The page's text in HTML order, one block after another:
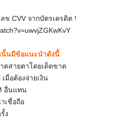
ข CVV จากบัตรเครดิต !
นั้นมีข้อแนะนำดังนี้
ดสายตาโดยเด็ดขาด
มื่อต้องจ่ายเงิน
อื่นแทน
เชื่อถือ
ง